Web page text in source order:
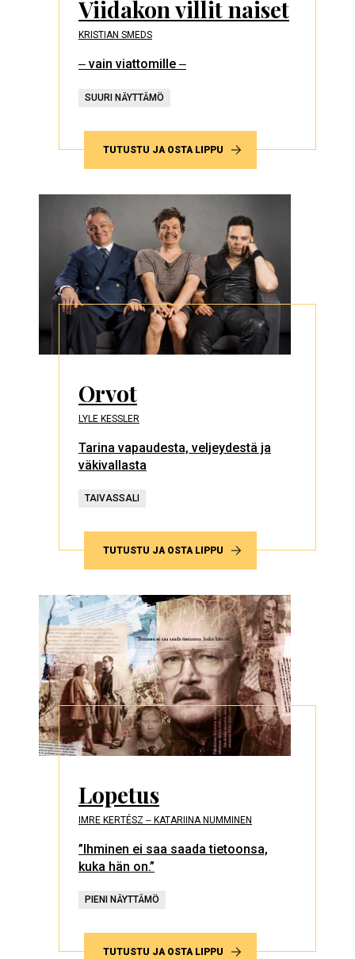
Viidakon villit naiset
KRISTIAN SMEDS
‒ vain viattomille ‒
SUURI NÄYTTÄMÖ
TUTUSTU JA OSTA LIPPU
Orvot
LYLE KESSLER
Tarina vapaudesta, veljeydestä ja
väkivallasta
TAIVASSALI
TUTUSTU JA OSTA LIPPU
Lopetus
IMRE KERTÉSZ ‒ KATARIINA NUMMINEN
”Ihminen ei saa saada tietoonsa,
kuka hän on.”
PIENI NÄYTTÄMÖ
TUTUSTU JA OSTA LIPPU